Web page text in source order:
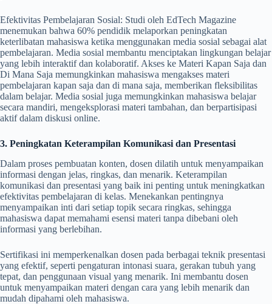
Efektivitas Pembelajaran Sosial: Studi oleh EdTech Magazine
menemukan bahwa 60% pendidik melaporkan peningkatan
keterlibatan mahasiswa ketika menggunakan media sosial sebagai alat
pembelajaran. Media sosial membantu menciptakan lingkungan belajar
yang lebih interaktif dan kolaboratif. Akses ke Materi Kapan Saja dan
Di Mana Saja memungkinkan mahasiswa mengakses materi
pembelajaran kapan saja dan di mana saja, memberikan fleksibilitas
dalam belajar. Media sosial juga memungkinkan mahasiswa belajar
secara mandiri, mengeksplorasi materi tambahan, dan berpartisipasi
aktif dalam diskusi online.
3. Peningkatan Keterampilan Komunikasi dan Presentasi
Dalam proses pembuatan konten, dosen dilatih untuk menyampaikan
informasi dengan jelas, ringkas, dan menarik. Keterampilan
komunikasi dan presentasi yang baik ini penting untuk meningkatkan
efektivitas pembelajaran di kelas. Menekankan pentingnya
menyampaikan inti dari setiap topik secara ringkas, sehingga
mahasiswa dapat memahami esensi materi tanpa dibebani oleh
informasi yang berlebihan.
Sertifikasi ini memperkenalkan dosen pada berbagai teknik presentasi
yang efektif, seperti pengaturan intonasi suara, gerakan tubuh yang
tepat, dan penggunaan visual yang menarik. Ini membantu dosen
untuk menyampaikan materi dengan cara yang lebih menarik dan
mudah dipahami oleh mahasiswa.